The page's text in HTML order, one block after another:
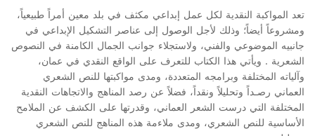
تعد المواكبة النقدية لكل عمل إبداعي مكثف في بلد معين أمراً طبيعياً،
ومشروعاً أيضاً؛ وذلك لأجل الوصول إلى عناصر التشكيل الإبداعي في
جانبيه الموضوعي والفني، ولاستجلاء جوانب الجمال الكامنة في النصوص
الشعرية . ويأتي هذا الكتاب للتعرف على الواقع النقدي في عمان،
وآلياته المختلفة وبرامجه المتعددة، ومدى مواكبتها للنص الشعري
العماني رصـداً وتحليلاً ونقداً، فضلاً عن رصد المناهج والاتجاهات النقدية
المختلفة التي درست الشعر العماني، وقدرتها على الكشف عن الملامح
الأساسية للنص الشعري، ومدى ملاءمة هذه المناهج للنص الشعري